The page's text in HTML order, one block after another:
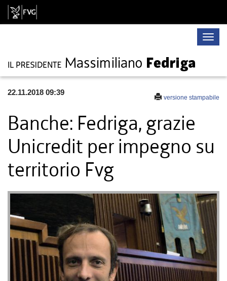
Toggle
versione stampabile
22.11.2018 09:39
Banche: Fedriga, grazie
Unicredit per impegno su
territorio Fvg